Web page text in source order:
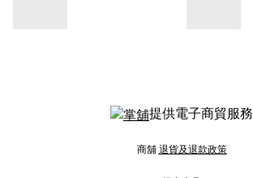
提供電子商貿服務
商舖 退貨及退款政策